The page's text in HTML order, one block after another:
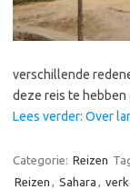
verschillende
deze reis te
Lees verder: Over
Categorie: Reizen
Reizen
Sahara